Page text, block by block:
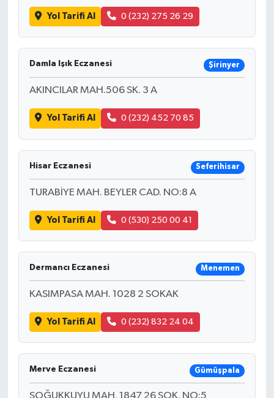
Yol Tarifi Al 0 (232) 275 26 29
Damla Işık Eczanesi Şirinyer
AKINCILAR MAH.506 SK. 3 A
Yol Tarifi Al 0 (232) 452 70 85
Hisar Eczanesi Seferihisar
TURABİYE MAH. BEYLER CAD. NO:8 A
Yol Tarifi Al 0 (530) 250 00 41
Dermancı Eczanesi Menemen
KASIMPASA MAH. 1028 2 SOKAK
Yol Tarifi Al 0 (232) 832 24 04
Merve Eczanesi Gümüşpala